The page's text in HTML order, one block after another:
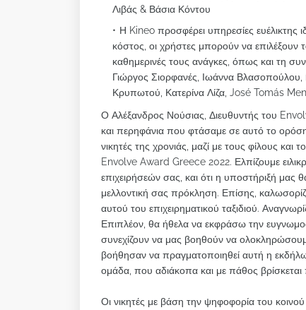
Λιβάς & Βάσια Κόντου
Η Kineo προσφέρει υπηρεσίες ευέλικτης
κόστος, οι χρήστες μπορούν να επιλέξουν
καθημερινές τους ανάγκες, όπως και τη
Γιώργος Σιορφανές, Ιωάννα
Κρυπωτού, Κατερίνα Λίζα, José Tomás
Ο Αλέξανδρος Νούσιας, Διευθυντής του
και περηφάνια που φτάσαμε σε αυτό το
νικητές της χρονιάς, μαζί με τους φίλους
Envolve Award Greece 2022. Ελπίζουμε
επιχειρήσεών σας, και ότι η υποστήριξή μας
μελλοντική σας πρόκληση. Επίσης,
αυτού του επιχειρηματικού ταξιδιού.
Επιπλέον, θα ήθελα να εκφράσω την
συνεχίζουν να μας βοηθούν να
βοήθησαν να πραγματοποιηθεί αυτή η
ομάδα, που αδιάκοπα και με πάθος
Οι νικητές με βάση την ψηφοφορία του κοινού